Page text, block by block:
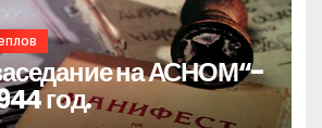
на АСНОМ“-
год.